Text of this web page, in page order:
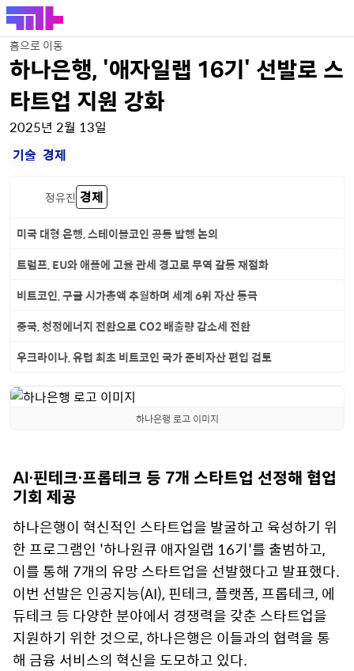
홈으로 이동
하나은행, '애자일랩 16기' 선발로 스
타트업 지원 강화
2025년 2월 13일
기술 경제
정유진 경제
미국 대형 은행, 스테이블코인 공동 발행 논의
트럼프, EU와 애플에 고율 관세 경고로 무역 갈등 재점화
비트코인, 구글 시가총액 추월하며 세계 6위 자산 등극
중국, 청정에너지 전환으로 CO2 배출량 감소세 전환
우크라이나, 유럽 최초 비트코인 국가 준비자산 편입 검토
하나은행 로고 이미지
AI·핀테크·프롭테크 등 7개 스타트업 선정해 협업
기회 제공
하나은행이 혁신적인 스타트업을 발굴하고 육성하기 위
한 프로그램인 '하나원큐 애자일랩 16기'를 출범하고,
이를 통해 7개의 유망 스타트업을 선발했다고 발표했다.
이번 선발은 인공지능(AI), 핀테크, 플랫폼, 프롭테크, 에
듀테크 등 다양한 분야에서 경쟁력을 갖춘 스타트업을
지원하기 위한 것으로, 하나은행은 이들과의 협력을 통
해 금융 서비스의 혁신을 도모하고 있다.